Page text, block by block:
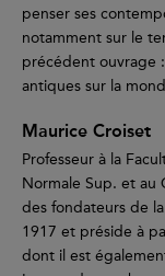
penser ses
notamment sur le
précédent ouvrage
antiques sur la
Maurice Croiset
Professeur à la
Normale Sup. et au
des fondateurs de
1917 et préside à
dont il est